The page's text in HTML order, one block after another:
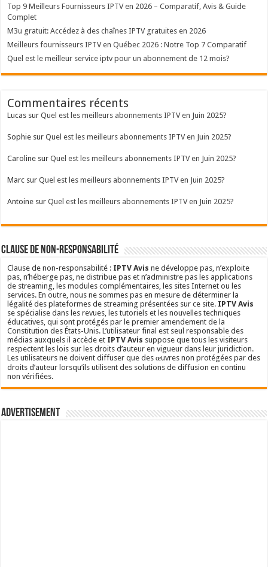
Top 9 Meilleurs Fournisseurs IPTV en 2026 – Comparatif, Avis & Guide
Complet
M3u gratuit: Accédez à des chaînes IPTV gratuites en 2026
Meilleurs fournisseurs IPTV en Québec 2026 : Notre Top 7 Comparatif
Quel est le meilleur service iptv pour un abonnement de 12 mois?
Commentaires récents
Lucas surQuel est les meilleurs abonnements IPTV en Juin 2025?
Sophie surQuel est les meilleurs abonnements IPTV en Juin 2025?
Caroline surQuel est les meilleurs abonnements IPTV en Juin 2025?
Marc surQuel est les meilleurs abonnements IPTV en Juin 2025?
Antoine surQuel est les meilleurs abonnements IPTV en Juin 2025?
Clause de non-responsabilité
Clause de non-responsabilité : IPTV Avis ne développe pas, n’exploite
pas, n’héberge pas, ne distribue pas et n’administre pas les applications
de streaming, les modules complémentaires, les sites Internet ou les
services. En outre, nous ne sommes pas en mesure de déterminer la
légalité des plateformes de streaming présentées sur ce site. IPTV Avis
se spécialise dans les revues, les tutoriels et les nouvelles techniques
éducatives, qui sont protégés par le premier amendement de la
Constitution des États-Unis. L’utilisateur final est seul responsable des
médias auxquels il accède et IPTV Avis suppose que tous les visiteurs
respectent les lois sur les droits d’auteur en vigueur dans leur juridiction.
Les utilisateurs ne doivent diffuser que des œuvres non protégées par des
droits d’auteur lorsqu’ils utilisent des solutions de diffusion en continu
non vérifiées.
Advertisement